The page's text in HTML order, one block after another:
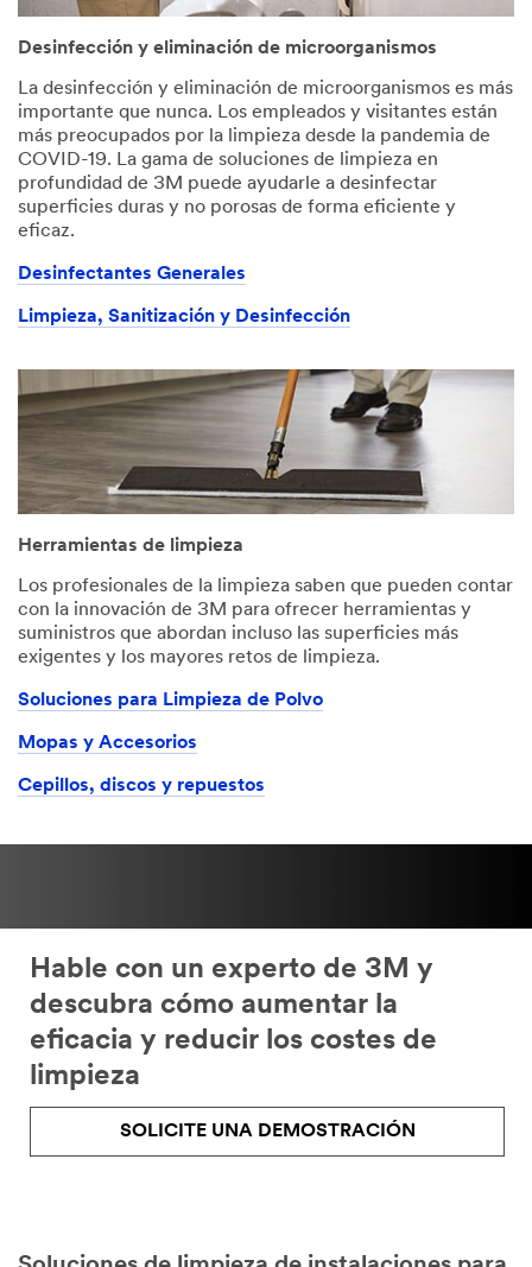
Desinfección y eliminación de microorganismos
La desinfección y eliminación de microorganismos es más
importante que nunca. Los empleados y visitantes están
más preocupados por la limpieza desde la pandemia de
COVID-19. La gama de soluciones de limpieza en
profundidad de 3M puede ayudarle a desinfectar
superficies duras y no porosas de forma eficiente y
eficaz.
Desinfectantes Generales
Limpieza, Sanitización y Desinfección
Herramientas de limpieza
Los profesionales de la limpieza saben que pueden contar
con la innovación de 3M para ofrecer herramientas y
suministros que abordan incluso las superficies más
exigentes y los mayores retos de limpieza.
Soluciones para Limpieza de Polvo
Mopas y Accesorios
Cepillos, discos y repuestos
Hable con un experto de 3M y
descubra cómo aumentar la
eficacia y reducir los costes de
limpieza
SOLICITE UNA DEMOSTRACIÓN